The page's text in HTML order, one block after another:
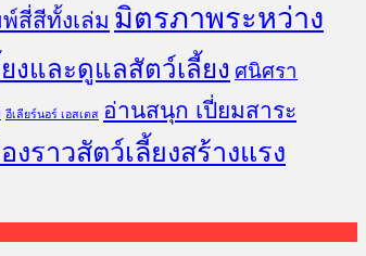
สี่สีทั้งเล่ม มิตรภาพระหว่าง
งและดูแลสัตว์เลี้ยง ศนิศรา
อีเลียร์นอร์ เอสเตส อ่านสนุก เปี่ยมสาระ
องราวสัตว์เลี้ยงสร้างแรง